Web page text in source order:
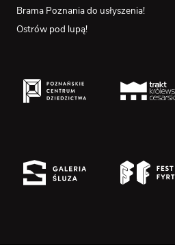
Brama Poznania do usłyszenia!
Ostrów pod lupą!